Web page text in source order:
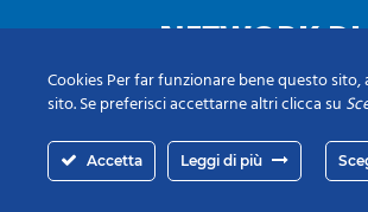
NETWORK
Cookies Per far funzionare bene questo
sito. Se preferisci accettarne altri clicca su
Accetta Leggi di più